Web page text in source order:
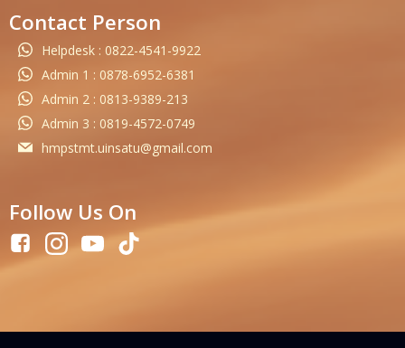
Contact Person
Helpdesk : 0822-4541-9922
Admin 1 : 0878-6952-6381
Admin 2 : 0813-9389-213
Admin 3 : 0819-4572-0749
hmpstmt.uinsatu@gmail.com
Follow Us On